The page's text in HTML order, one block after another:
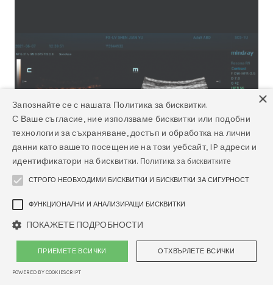
CEUS CPM (Chrono-Parametric Mode) -
Софтуер за ехограф Mindray
×
Запознайте се с нашата Политика за бисквитки.
С Ваше съгласие, ние използваме бисквитки или подобни
технологии за съхраняване, достъп и обработка на лични
данни като вашето посещение на този уебсайт, IP адреси и
идентификатори на бисквитки. Политика за бисквитките
СТРОГО НЕОБХОДИМИ БИСКВИТКИ И БИСКВИТКИ ЗА СИГУРНОСТ
ФУНКЦИОНАЛНИ И АНАЛИЗИРАЩИ БИСКВИТКИ
ПОКАЖЕТЕ ПОДРОБНОСТИ
ПРИЕМЕТЕ ВСИЧКИ ОТХВЪРЛЕТЕ ВСИЧКИ
POWERED BY COOKIESCRIPT